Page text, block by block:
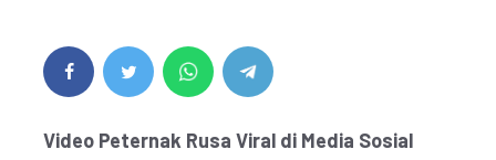
Video Peternak Rusa Viral di Media Sosial